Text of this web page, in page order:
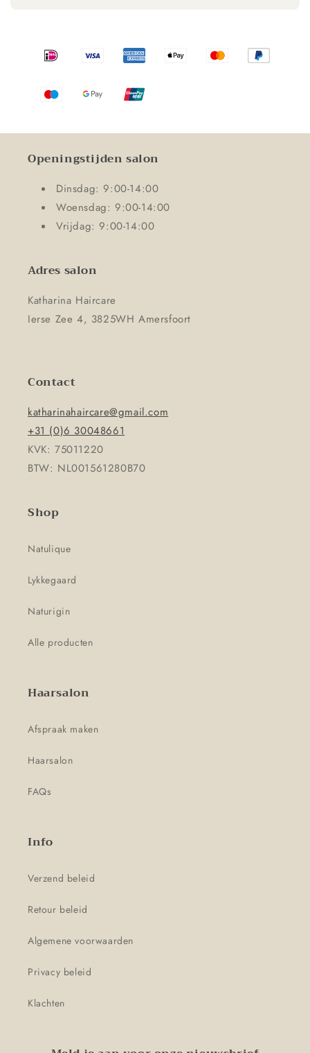
Openingstijden salon
Dinsdag: 9:00-14:00
Woensdag: 9:00-14:00
Vrijdag: 9:00-14:00
Adres salon
Katharina Haircare
Ierse Zee 4, 3825WH Amersfoort
Contact
katharinahaircare@gmail.com
+31 (0)6 30048661
KVK: 75011220
BTW: NL001561280B70
Shop
Natulique
Lykkegaard
Naturigin
Alle producten
Haarsalon
Afspraak maken
Haarsalon
FAQs
Info
Verzend beleid
Retour beleid
Algemene voorwaarden
Privacy beleid
Klachten